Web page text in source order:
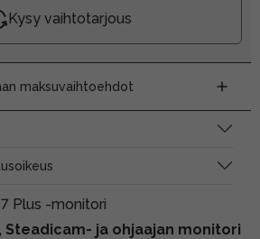
Kysy vaihtotarjous
maksuvaihtoehdot
Plus -monitori
Steadicam- ja ohjaajan monitori